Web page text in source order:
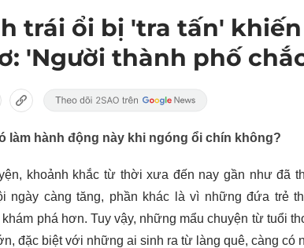
trái ổi bị 'tra tấn'
'Người thành phố
làm hành động này khi ngóng ổi chín không?
khoảnh khắc từ thời xưa đến nay gần như đã
ngày càng tăng, phần khác là vì những đứa trẻ
phá hơn. Tuy vậy, những mẩu chuyện từ tuổi
đặc biệt với những ai sinh ra từ làng quê, càng có